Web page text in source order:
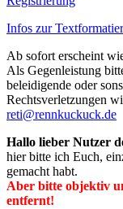
Infos zur
Ab sofort erscheint
Als Gegenleistung
beleidigende oder
Rechtsverletzungen
reti@rennkuckuck.de
Hallo lieber Nutzer
hier bitte ich Euch,
gemacht habt.
Aber bitte objektiv
entfernt!